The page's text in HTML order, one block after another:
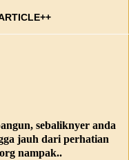
sebaliknyer anda
jauh dari perhatian
nampak..